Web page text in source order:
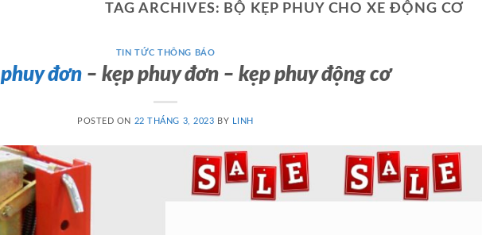
TAG ARCHIVES: BỘ KẸP PHUY CHO XE ĐỘNG CƠ
TIN TỨC THÔNG BÁO
đơn– kẹp phuy đơn – kẹp phuy động cơ
POSTED ON 22 THÁNG 3, 2023 BY LINH